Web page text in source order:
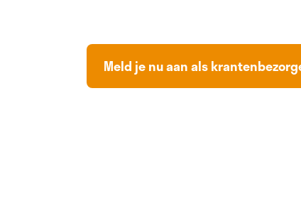
Meld je nu aan als